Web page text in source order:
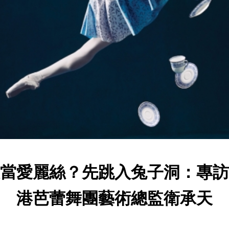
愛麗絲？先跳入兔子洞：專
港芭蕾舞團藝術總監衛承天